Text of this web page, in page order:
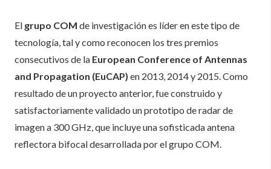
El grupo COM de investigación es líder en este tipo de
tecnología, tal y como reconocen los tres premios
consecutivos de la European Conference of Antennas
and Propagation (EuCAP) en 2013, 2014 y 2015. Como
resultado de un proyecto anterior, fue construido y
satisfactoriamente validado un prototipo de radar de
imagen a 300 GHz, que incluye una sofisticada antena
reflectora bifocal desarrollada por el grupo COM.